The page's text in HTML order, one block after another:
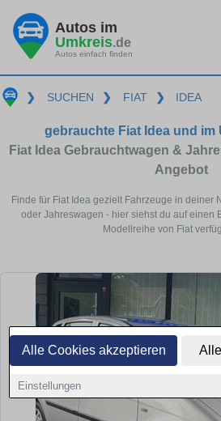
Alle Cookies akzeptieren
Einstellungen
Autos im
Umkreis.de
Autos einfach finden
❯ SUCHEN ❯ FIAT ❯ IDEA
gebrauchte Fiat Idea und im
Fiat Idea Gebrauchtwagen &
Angebot
Finde für Fiat Idea gezielt Fahrzeuge in deiner
oder Jahreswagen - hier siehst du auf einen
Modellreihe von Fiat